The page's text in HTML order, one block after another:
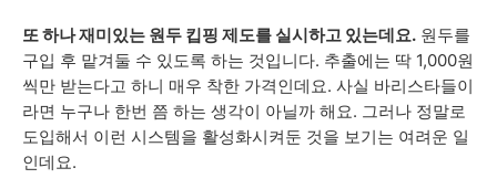
또 하나 재미있는 원두 킵핑 제도를 실시하고 있는데요. 원두를
구입 후 맡겨둘 수 있도록 하는 것입니다. 추출에는 딱 1,000원
씩만 받는다고 하니 매우 착한 가격인데요. 사실 바리스타들이
라면 누구나 한번 쯤 하는 생각이 아닐까 해요. 그러나 정말로
도입해서 이런 시스템을 활성화시켜둔 것을 보기는 여려운 일
인데요.